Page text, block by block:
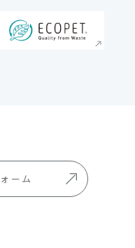
ーム